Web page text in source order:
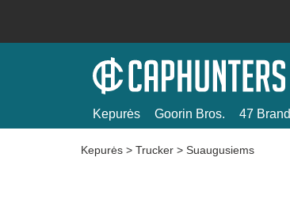
Kepurės Goorin Bros. 47 Brand
Kepurės > Trucker > Suaugusiems